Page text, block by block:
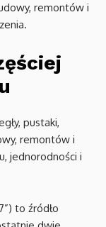
remontów i
pustaki,
remontów i
jednorodności i
to źródło